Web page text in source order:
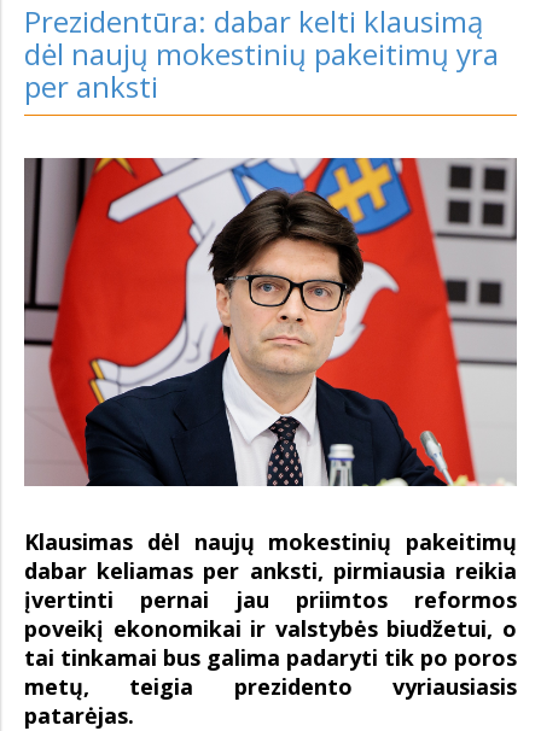
Prezidentūra: dabar kelti klausimą
dėl naujų mokestinių pakeitimų yra
per anksti
Klausimas dėl naujų mokestinių pakeitimų
dabar keliamas per anksti, pirmiausia reikia
įvertinti pernai jau priimtos reformos
poveikį ekonomikai ir valstybės biudžetui, o
tai tinkamai bus galima padaryti tik po poros
metų, teigia prezidento vyriausiasis
patarėjas.